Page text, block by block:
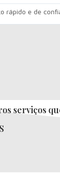
rápido e de
serviços